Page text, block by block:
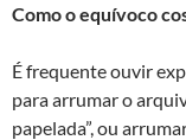
Como o equívoco
É frequente ouvir
para arrumar o
papelada”, ou